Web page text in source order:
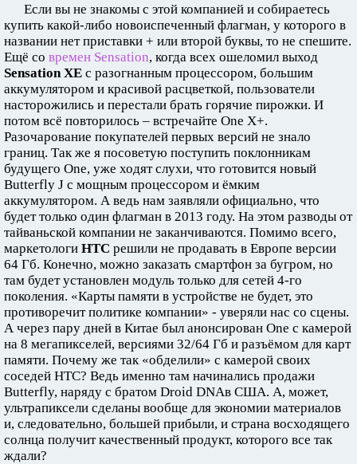
Если вы не знакомы с этой компанией и собираетесь
купить какой-либо новоиспеченный флагман, у которого в
названии нет приставки + или второй буквы, то не спешите.
Ещё со времен Sensation, когда всех ошеломил выход
Sensation XE с разогнанным процессором, большим
аккумулятором и красивой расцветкой, пользователи
насторожились и перестали брать горячие пирожки. И
потом всё повторилось – встречайте One X+.
Разочарование покупателей первых версий не знало
границ. Так же я посоветую поступить поклонникам
будущего One, уже ходят слухи, что готовится новый
Butterfly J c мощным процессором и ёмким
аккумулятором. А ведь нам заявляли официально, что
будет только один флагман в 2013 году. На этом разводы от
тайваньской компании не заканчиваются. Помимо всего,
маркетологи НТС решили не продавать в Европе версии
64 Гб. Конечно, можно заказать смартфон за бугром, но
там будет установлен модуль только для сетей 4-го
поколения. «Карты памяти в устройстве не будет, это
противоречит политике компании» - уверяли нас со сцены.
А через пару дней в Китае был анонсирован One с камерой
на 8 мегапикселей, версиями 32/64 Гб и разъёмом для карт
памяти. Почему же так «обделили» с камерой своих
соседей НТС? Ведь именно там начинались продажи
Butterfly, наряду с братом Droid DNAв США. А, может,
ультрапиксели сделаны вообще для экономии материалов
и, следовательно, большей прибыли, и страна восходящего
солнца получит качественный продукт, которого все так
ждали?